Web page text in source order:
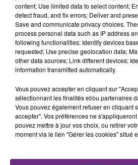
suis coupable, je mérite d'être
FIL D'ACTU
content; Use limited data to select content;
detect fraud, and fix errors; Deliver and
Save and communicate privacy choices.
process personal data such as IP address
following functionalities: Identify devices
requested; Use precise geolocation data;
other data sources; Link different devices;
information transmitted automatically.
Vous pouvez accepter en cliquant sur
sélectionnant les finalités et/ou partenaires
Vous pouvez également refuser en cliquant
accepter". Vos préférences ne
pouvez mettre à jour vos choix, ou retirer
moment via le lien "Gérer les cookies" situé